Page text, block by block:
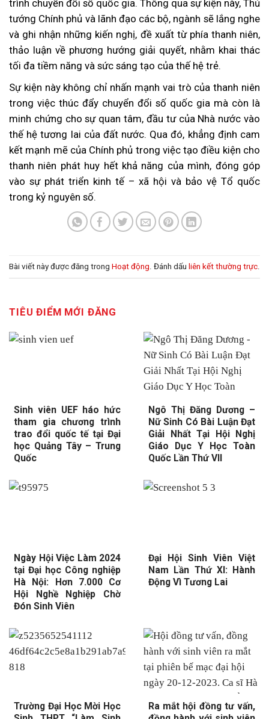
trình chuyển đổi số quốc gia. Thông qua sự kiện này, Thủ
tướng Chính phủ và lãnh đạo các bộ, ngành sẽ lắng nghe
và ghi nhận những kiến nghị, đề xuất từ phía thanh niên,
thảo luận về phương hướng giải quyết, nhằm khai thác
tối đa tiềm năng và sức sáng tạo của thế hệ trẻ.
Sự kiện này không chỉ nhấn mạnh vai trò của thanh niên
trong việc thúc đẩy chuyển đổi số quốc gia mà còn là
minh chứng cho sự quan tâm, đầu tư của Nhà nước vào
thế hệ tương lai của đất nước. Qua đó, khẳng định cam
kết mạnh mẽ của Chính phủ trong việc tạo điều kiện cho
thanh niên phát huy hết khả năng của mình, đóng góp
vào sự phát triển kinh tế – xã hội và bảo vệ Tổ quốc
trong kỷ nguyên số.
Bài viết này được đăng trong Hoạt động . Đánh dấu liên kết thường trực
TIÊU ĐIỂM MỚI ĐĂNG
Sinh viên UEF háo hức
tham gia chương trình
trao đổi quốc tế tại Đại
học Quảng Tây – Trung
Quốc
Ngô Thị Đăng Dương –
Nữ Sinh Có Bài Luận Đạt
Giải Nhất Tại Hội Nghị
Giáo Dục Y Học Toàn
Quốc Lần Thứ VII
Ngày Hội Việc Làm 2024
tại Đại học Công nghiệp
Hà Nội: Hơn 7.000 Cơ
Hội Nghề Nghiệp Chờ
Đón Sinh Viên
Đại Hội Sinh Viên Việt
Nam Lần Thứ XI: Hành
Động Vì Tương Lai
Trường Đại Học Mời Học
Ra mắt hội đồng tư vấn,